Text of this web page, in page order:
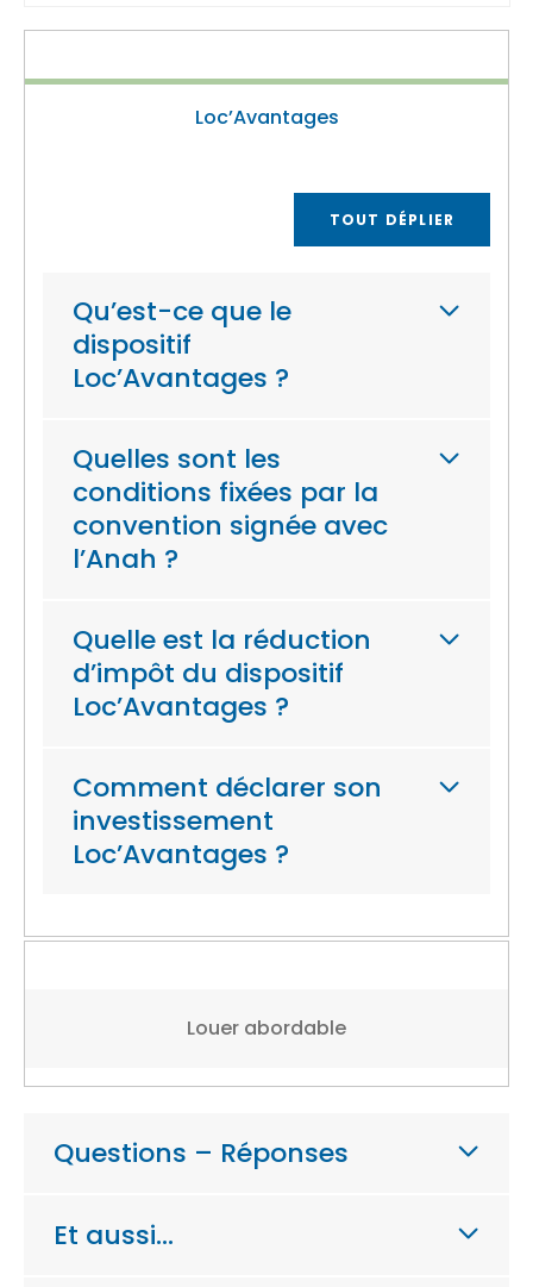
Loc’Avantages
TOUT DÉPLIER
Qu’est-ce que le
dispositif
Loc’Avantages ?
Quelles sont les
conditions fixées par la
convention signée avec
l’Anah ?
Quelle est la réduction
d’impôt du dispositif
Loc’Avantages ?
Comment déclarer son
investissement
Loc’Avantages ?
Louer abordable
Questions – Réponses
Et aussi…